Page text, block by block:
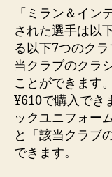
「ミラン＆イン
された選手は以
る以下7つのク
当クラブのクラ
ことができます
¥610で購入でき
ックユニフォー
と「該当クラブ
できます。